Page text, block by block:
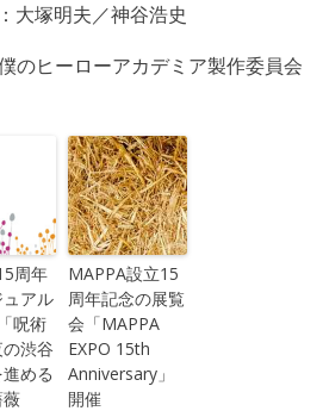
大塚明夫／神谷浩史
のヒーローアカデミア製作委員会
周年
アル
呪術
渋谷
める
MAPPA設立15
周年記念の展覧
会「MAPPA
EXPO 15th
Anniversary」
開催